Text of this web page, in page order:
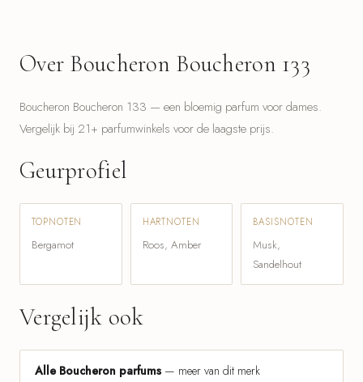
Over Boucheron Boucheron 133
Boucheron Boucheron 133 — een bloemig parfum voor dames.
Vergelijk bij 21+ parfumwinkels voor de laagste prijs.
Geurprofiel
TOPNOTEN
Bergamot
HARTNOTEN
Roos, Amber
BASISNOTEN
Musk,
Sandelhout
Vergelijk ook
Alle Boucheron parfums — meer van dit merk